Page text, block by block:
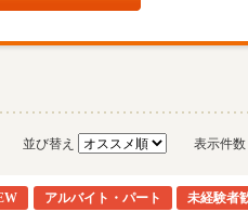
並び替え 表示件数
アルバイト・パート 未経験者